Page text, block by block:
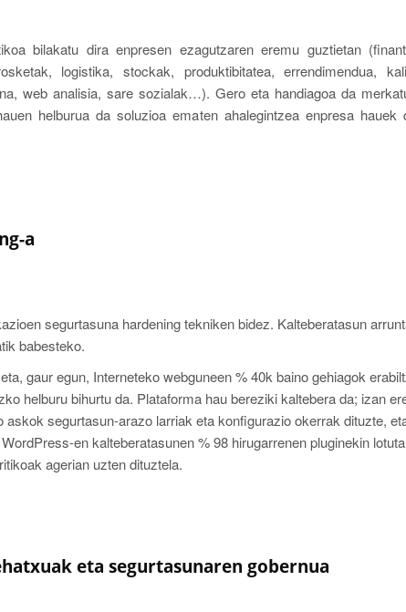
bilakatu dira enpresen ezagutzaren eremu guztietan
logistika, stockak, produktibitatea, errendimendua,
web analisia, sare sozialak…). Gero eta handiagoa da
helburua da soluzioa ematen ahalegintzea enpresa hauek
a
segurtasuna hardening tekniken bidez. Kalteberatasun
babesteko.
gaur egun, Interneteko webguneen % 40k baino gehiagok
helburu bihurtu da. Plataforma hau bereziki kaltebera da; izan
segurtasun-arazo larriak eta konfigurazio okerrak dituzte,
en kalteberatasunen % 98 hirugarrenen pluginekin
agerian uzten dituztela.
eta segurtasunaren gobernua